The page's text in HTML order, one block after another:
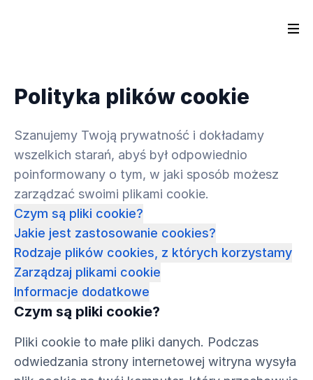
Polityka plików cookie
Szanujemy Twoją prywatność i dokładamy
wszelkich starań, abyś był odpowiednio
poinformowany o tym, w jaki sposób możesz
zarządzać swoimi plikami cookie.
Czym są pliki cookie?
Jakie jest zastosowanie cookies?
Rodzaje plików cookies, z których korzystamy
Zarządzaj plikami cookie
Informacje dodatkowe
Czym są pliki cookie?
Pliki cookie to małe pliki danych. Podczas
odwiedzania strony internetowej witryna wysyła